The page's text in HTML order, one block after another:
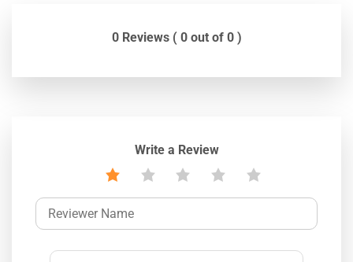
0 Reviews ( 0 out of 0 )
Write a Review